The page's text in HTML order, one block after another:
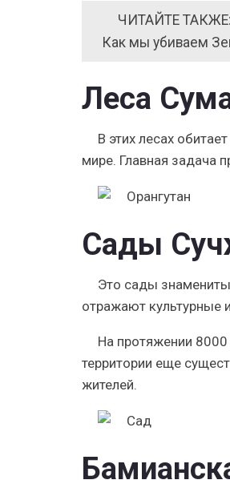
ЧИТАЙТЕ ТАКЖЕ:
Как мы убиваем
Леса
В этих лесах
мире. Главная задача
Сады
Это сады
отражают культурные
На протяжении 8000
территории еще
жителей.